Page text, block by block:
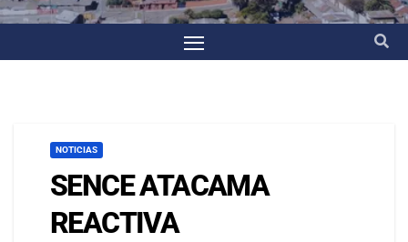
NOTICIAS
SENCE ATACAMA
REACTIVA